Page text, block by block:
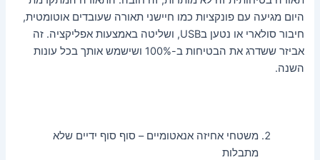
היום מגיעה עם פונקציות כמו חיישני תאורה שעובדים אוטומטית,
חיבור סולארי או נטען בUSB, ושליטה באמצעות אפליקציה. זה
אביזר ששדרג את הבטיחות ב-100% ושישמש אותך בכל עונות
השנה.
משטחי אחיזה אנאטומיים – סוף סוף ידיים שלא
מתבלות